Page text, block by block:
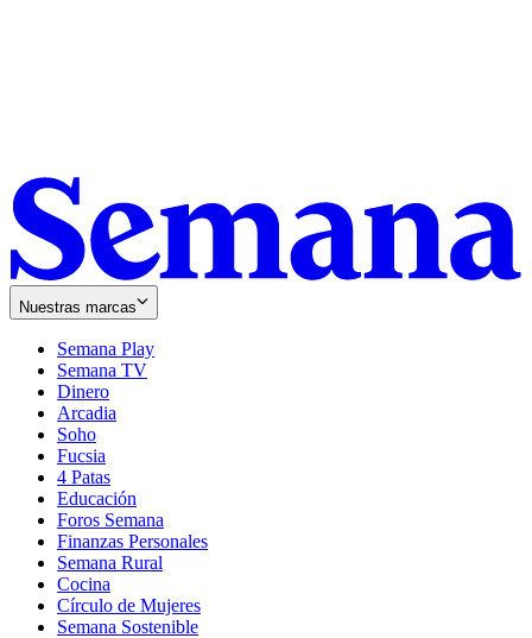
Nuestras marcas
Semana Play
Semana TV
Dinero
Arcadia
Soho
in
new
window
Fucsia
in
new
window
4 Patas
Educación
Foros Semana
Finanzas Personales
Semana Rural
Cocina
Círculo de Mujeres
Semana Sostenible